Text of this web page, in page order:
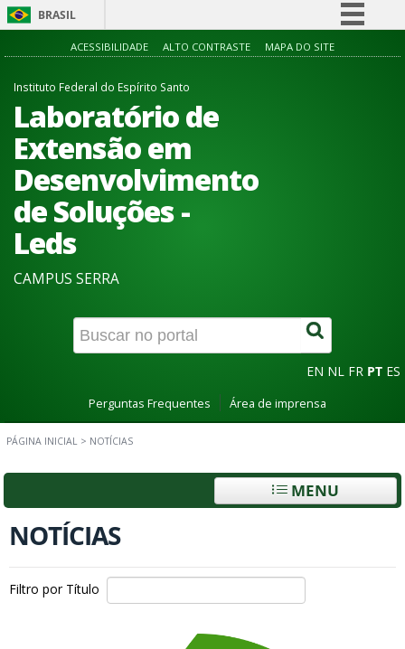
BRASIL
Simplifique!
ACESSIBILIDADE ALTO CONTRASTE MAPA DO SITE
Instituto Federal do Espírito Santo
Laboratório de
Extensão em
Desenvolvimento
de Soluções -
Leds
CAMPUS SERRA
EN NL FR PT ES
Perguntas Frequentes Área de imprensa
PÁGINA INICIAL > NOTÍCIAS
MENU
NOTÍCIAS
Filtro por Título